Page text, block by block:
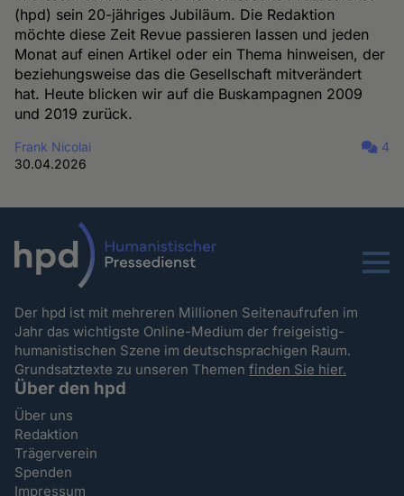
(hpd) sein 20-jähriges Jubiläum. Die Redaktion
möchte diese Zeit Revue passieren lassen und jeden
Monat auf einen Artikel oder ein Thema hinweisen, der
beziehungsweise das die Gesellschaft mitverändert
hat. Heute blicken wir auf die Buskampagnen 2009
und 2019 zurück.
Frank Nicolai
30.04.2026
4
Menu
Der hpd ist mit mehreren Millionen Seitenaufrufen im
Jahr das wichtigste Online-Medium der freigeistig-
humanistischen Szene im deutschsprachigen Raum.
Grundsatztexte zu unseren Themenfinden Sie hier.
Über den hpd
Über uns
Redaktion
Trägerverein
Spenden
Impressum